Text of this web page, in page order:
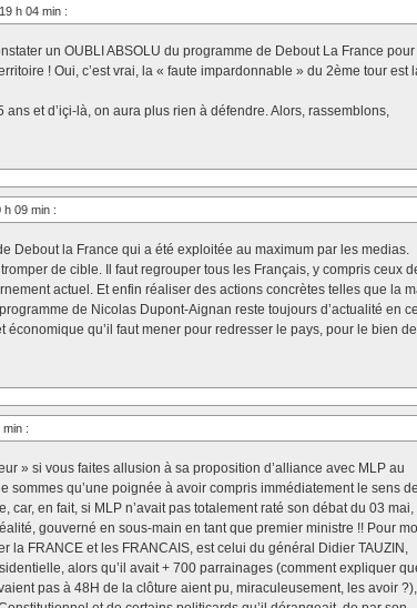
h 04 min :
un OUBLI ABSOLU du programme de Debout La France pour
! Oui, c’est vrai, la « faute impardonnable » du 2ème tour est
et d’içi-là, on aura plus rien à défendre. Alors, rassemblons,
h 09 min :
Debout la France qui a été exploitée au maximum par les medias.
de cible. Il faut regrouper tous les Français, y compris ceux
actuel. Et enfin réaliser des actions concrètes telles que la
de Nicolas Dupont-Aignan reste toujours d’actualité en ce
qu’il faut mener pour redresser le pays, pour le bien de
min :
» si vous faites allusion à sa proposition d’alliance avec MLP au
sommes qu’une poignée à avoir compris immédiatement le sens
car, en fait, si MLP n’avait pas totalement raté son débat du 03 mai,
gouverné en sous-main en tant que premier ministre !! Pour
la FRANCE et les FRANCAIS, est celui du général Didier TAUZIN,
alors qu’il avait + 700 parrainages (comment expliquer
pas à 48H de la clôture aient pu, miraculeusement, les avoir ?),